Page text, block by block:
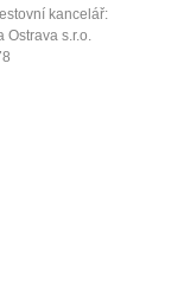
kancelář:
Ostrava s.r.o.